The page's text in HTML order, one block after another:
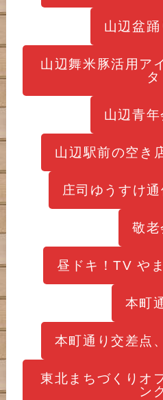
山辺盆
山辺舞米豚活用ア
タ
山辺青
山辺駅前の空き
庄司ゆうすけ通
敬老
昼ドキ！TV や
本町
本町通り交差点
東北まちづくりオ
ン